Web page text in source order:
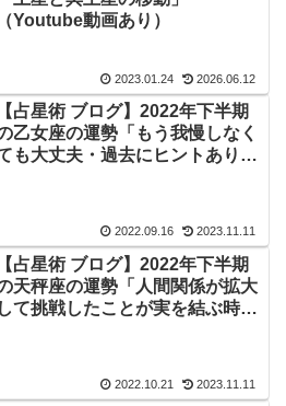
（Youtube動画あり）
2023.01.24 2026.06.12
【占星術 ブログ】2022年下半期
乙女座の運勢「もう我慢しなく
も大丈夫・過去にヒントあり」
2022.09.16 2023.11.11
【占星術 ブログ】2022年下半期
天秤座の運勢「人間関係が拡大
して挑戦したことが実を結ぶ時」
2022.10.21 2023.11.11